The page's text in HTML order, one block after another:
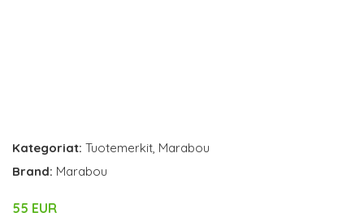
Kategoriat: Tuotemerkit, Marabou
Brand: Marabou
55 EUR